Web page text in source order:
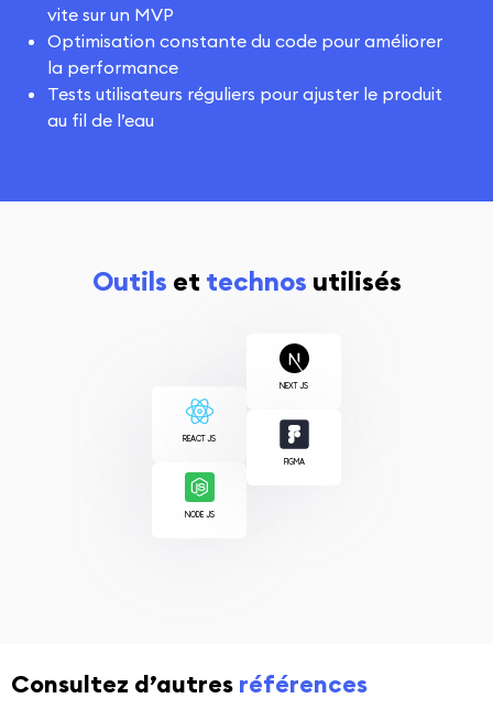
vite sur un MVP
Optimisation constante du code pour améliorer
la performance
Tests utilisateurs réguliers pour ajuster le produit
au fil de l’eau
Outils et technos utilisés
REACT JS
NODE JS
NEXT JS
FIGMA
Consultez d’autres références